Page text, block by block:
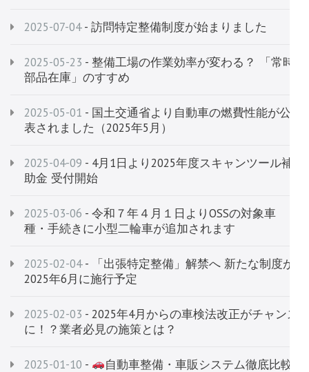
2025-01-10 -
自動車整備・車販システム徹底比較
2025-02-03 - 2025年4月からの車検法改正がチャンス
に！？業者必見の施策とは？
2025-02-04- 「出張特定整備」解禁へ 新たな制度が
2025年6月に施行予定
2025-03-06 - 令和７年４月１日よりOSSの対象車
種・手続きに小型二輪車が追加されます
2025-04-09 - 4月1日より2025年度スキャンツール補
助金 受付開始
2025-05-01 - 国土交通省より自動車の燃費性能が公
表されました（2025年5月）
2025-05-23 - 整備工場の作業効率が変わる？ 「常時
部品在庫」のすすめ
2025-07-04- 訪問特定整備制度が始まりました